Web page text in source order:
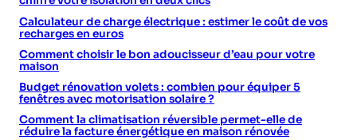
Calculateur de charge électrique : estimer le coût de vos
recharges en euros
Comment choisir le bon adoucisseur d’eau pour votre
maison
Budget rénovation volets : combien pour équiper 5
fenêtres avec motorisation solaire ?
Comment la climatisation réversible permet-elle de
réduire la facture énergétique en maison rénovée